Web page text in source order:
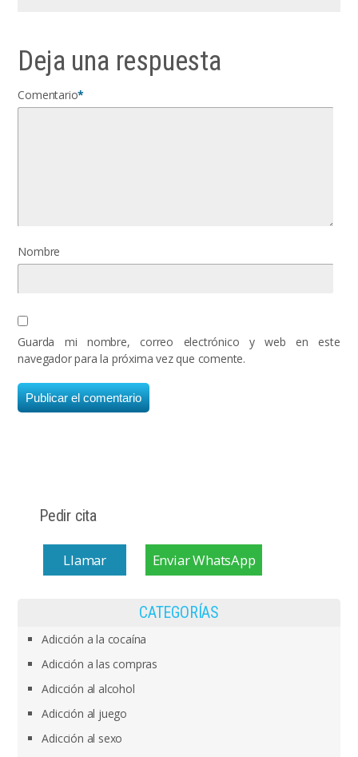
Deja una respuesta
Comentario*
Nombre
Guarda mi nombre, correo electrónico y web en este
navegador para la próxima vez que comente.
Pedir cita
Llamar Enviar WhatsApp
CATEGORÍAS
Adicción a la cocaína
Adicción a las compras
Adicción al alcohol
Adicción al juego
Adicción al sexo